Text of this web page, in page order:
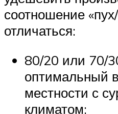
соотношение
отличаться:
80/20 или 70/
оптимальный
местности с
климатом;